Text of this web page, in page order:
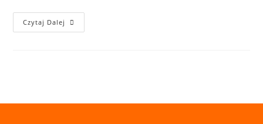
Czytaj Dalej